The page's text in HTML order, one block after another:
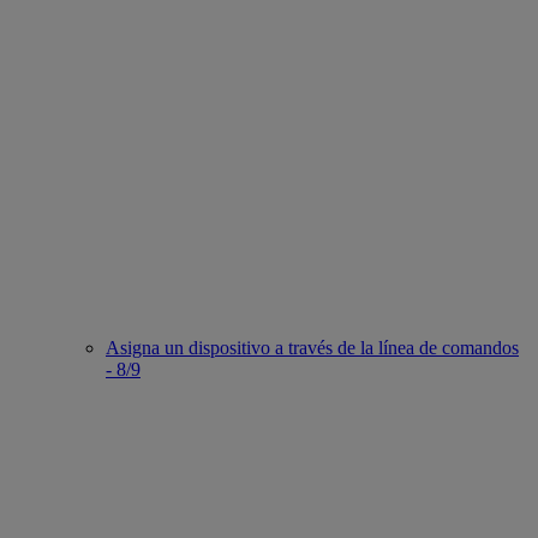
Asigna un dispositivo a través de la línea de comandos
- 8/9